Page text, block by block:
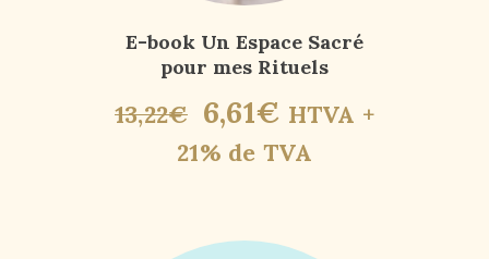
E-book Un Espace Sacré
pour mes Rituels
13,22€ 6,61€ HTVA +
21% de TVA